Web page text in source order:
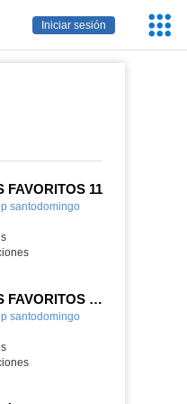
Iniciar sesión
FAVORITOS 11
santodomingo
LUGARES FAVORITOS 10
santodomingo